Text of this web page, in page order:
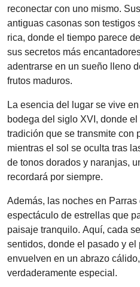
reconectar con uno mismo.
antiguas casonas son testigos
rica, donde el tiempo parece
sus secretos más
adentrarse en un sueño lleno
frutos maduros.
La esencia del lugar se vive
bodega del siglo XVI, donde
tradición que se transmite con
mientras el sol se oculta tras
de tonos dorados y naranjas,
recordará por siempre.
Además, las noches en
espectáculo de estrellas que
paisaje tranquilo. Aquí, cada
sentidos, donde el pasado y el
envuelven en un abrazo
verdaderamente especial.